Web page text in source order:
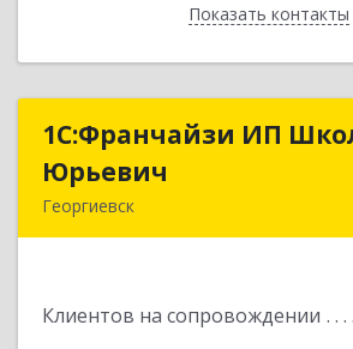
Показать контакты
Назад
1С:Франчайзи ИП
Юрьевич
Георгиевск
Клиентов на сопровождении
1С:Франчайзи ИП